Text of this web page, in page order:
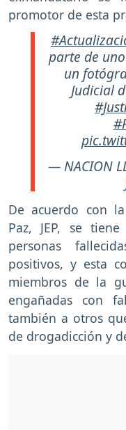
promotor de esta
parte de
un
Judicial
— NACION
De acuerdo con
Paz, JEP, se
personas
positivos, y esta
miembros de la
engañadas con
también a otros
de drogadicción y